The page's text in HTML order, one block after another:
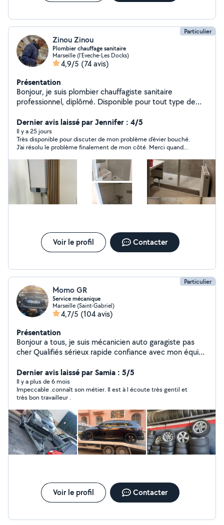
Particulier
Zinou Zinou
Plombier chauffage sanitaire
Marseille (l'Eveche-Les Docks)
4,9/5 (74 avis)
Présentation
Bonjour, je suis plombier chauffagiste sanitaire
professionnel, diplômé. Disponible pour tout type de
Dernier avis laissé par Jennifer : 4/5
Il y a 25 jours
Très disponible pour discuter de mon problème d’évier bouché.
J’ai résolu le problème finalement de mon côté. Merci quand
Voir le profil Contacter
Particulier
Momo GR
Service mécanique
Marseille (Saint-Gabriel)
4,7/5 (104 avis)
Présentation
Bonjour a tous, je suis mécanicien auto garagiste pas
cher Qualifiés sérieux rapide confiance avec mon équipe
on a des pièce neuf et occasion et le prix pas cher
surtout à votre disposition au garage ou a votre domicile
,ci on et disponible, disponible avec rendez-vous Service
vente et achats des voitures occasion Service
mécanique automobile Service carrossier automobile
Service vitrage Service contrôle technique Service
pneumatiques Service location de voiture Service
pièces -15% Pour plus d'informations contactez moi par
téléphone
Dernier avis laissé par Samia : 5/5
Il y a plus de 6 mois
Impeccable .connaît son métier. Il est à l écoute très gentil et
très bon travailleur .
Voir le profil Contacter